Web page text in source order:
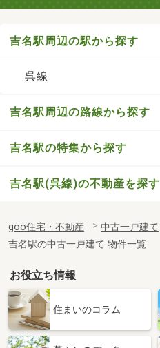
吉名駅周辺の駅から探す
呉線
吉名駅周辺の路線から探す
吉名駅の特集から探す
吉名駅(呉線)の不動産を探す
goo住宅・不動産 中古一戸建て
吉名駅の中古一戸建て 物件一覧
お役立ち情報
住まいのコラム